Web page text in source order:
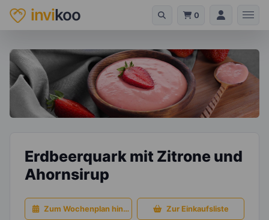
invikoo 0
Erdbeerquark mit Zitrone und
Ahornsirup
Zum Wochenplan hinzufügen Zur Einkaufsliste